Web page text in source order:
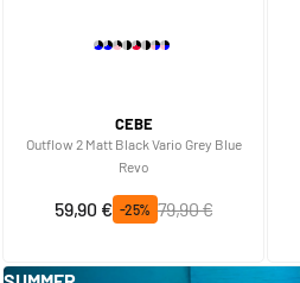
CEBE
Outflow 2 Matt Black Vario Grey Blue
Revo
Sonderpreis
59,90 € -25%
Regulärer Preis
79,90 €